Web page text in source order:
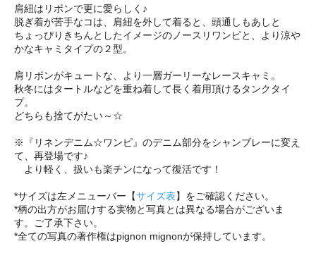
肩紐はリボンで更に愛らしく♪
脱ぎ着が苦手なコは、肩紐を外して着ると、頭通しもあしと
ちょっぴりきちんとしたイメージのノースリワンピと、より涼や
かなキャミタイプの２型。
肩リボンがキュートな、より一層ガーリーなレースキャミ。
秋冬にはタートルなどを重ね着して長く着用頂けるタンクタイ
プ。
どちらも捨てがたい～☆
※『リネンデニム☆ワンピ』のデニム部分をシャンブレーに変え
て、再登場です♪
より軽く、扱いも楽チンになって復活です！
*サイズは左メニューバー【サイズ表】をご確認ください。
*柄の出方がお届けする実物と写真とは異なる場合がございま
す。ご了承下さい。
*全ての写真の著作権はpignon mignonが保持しています。